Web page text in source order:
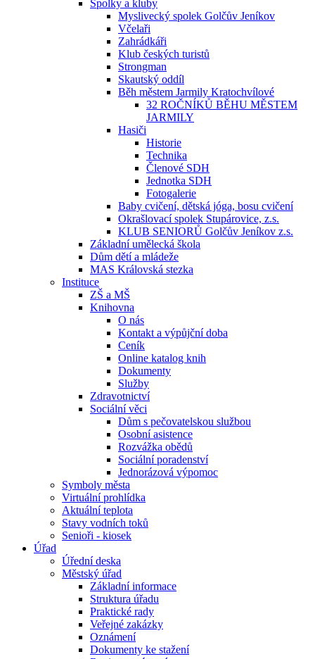
Spolky a kluby
Myslivecký spolek Golčův Jeníkov
Včelaři
Zahrádkáři
Klub českých turistů
Strongman
Skautský oddíl
Běh městem Jarmily Kratochvílové
32 ROČNÍKŮ BĚHU MĚSTEM
JARMILY
Hasiči
Historie
Technika
Členové SDH
Jednotka SDH
Fotogalerie
Baby cvičení, dětská jóga, bosu cvičení
Okrašlovací spolek Stupárovice, z.s.
KLUB SENIORŮ Golčův Jeníkov z.s.
Základní umělecká škola
Dům dětí a mládeže
MAS Královská stezka
Instituce
ZŠ a MŠ
Knihovna
O nás
Kontakt a výpůjční doba
Ceník
Online katalog knih
Dokumenty
Služby
Zdravotnictví
Sociální věci
Dům s pečovatelskou službou
Osobní asistence
Rozvážka obědů
Sociální poradenství
Jednorázová výpomoc
Symboly města
Virtuální prohlídka
Aktuální teplota
Stavy vodních toků
Senioři - kiosek
Úřad
Úřední deska
Městský úřad
Základní informace
Struktura úřadu
Praktické rady
Veřejné zakázky
Oznámení
Dokumenty ke stažení